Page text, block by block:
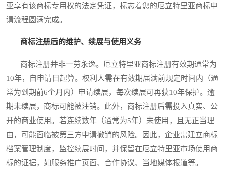
亚享有该商标专用权的法定凭证，标志着您的厄立特里亚商标申
请流程圆满完成。
商标注册后的维护、续展与使用义务
商标注册并非一劳永逸。厄立特里亚商标注册有效期通常为
10年，自申请日起算。权利人需在有效期届满前规定时间内（通
常为到期前6个月内）申请续展，每次续展可再获10年保护。逾
期未续展，商标可能被注销。此外，商标注册后需投入真实、公
开的商业使用。若连续数年（通常为5年）未使用，且无正当理
由，可能面临被第三方申请撤销的风险。因此，企业需建立商标
档案管理制度，监控续展时间，并保留在厄立特里亚市场使用商
标的证据，如服务推广页面、合作协议、当地媒体报道等。